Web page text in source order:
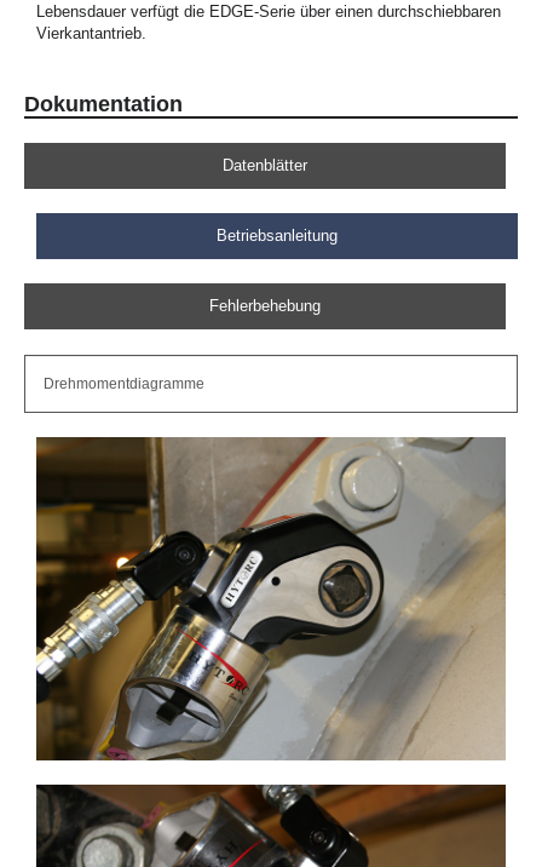
Lebensdauer verfügt die EDGE-Serie über einen durchschiebbaren
Vierkantantrieb.
Dokumentation
Datenblätter
Betriebsanleitung
Fehlerbehebung